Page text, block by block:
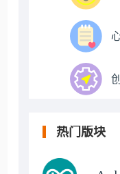
热门版块